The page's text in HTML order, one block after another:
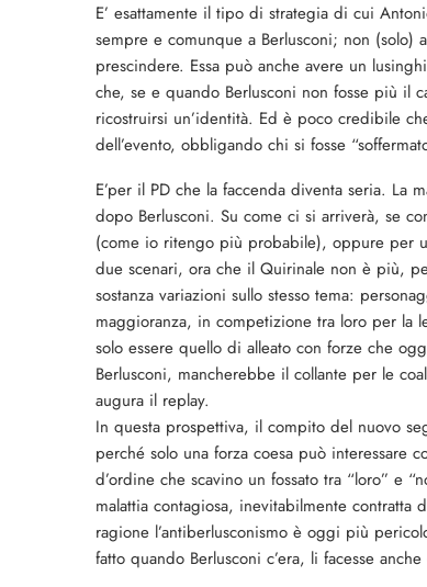
E’ esattamente il tipo di strategia di cui
sempre e comunque a Berlusconi; non
prescindere. Essa può anche avere un
che, se e quando Berlusconi non fosse più il
ricostruirsi un’identità. Ed è poco credibile
dell’evento, obbligando chi si fosse
E’per il PD che la faccenda diventa seria. La
dopo Berlusconi. Su come ci si arriverà, se
(come io ritengo più probabile), oppure per
due scenari, ora che il Quirinale non è più,
sostanza variazioni sullo stesso tema:
maggioranza, in competizione tra loro per la
solo essere quello di alleato con forze che
Berlusconi, mancherebbe il collante per le
augura il replay.
In questa prospettiva, il compito del nuovo
perché solo una forza coesa può interessare
d’ordine che scavino un fossato tra “loro” e
malattia contagiosa, inevitabilmente
ragione l’antiberlusconismo è oggi più
fatto quando Berlusconi c’era, li facesse